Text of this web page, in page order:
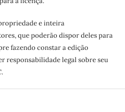
e inteira
que poderão dispor deles para
fazendo constar a edição
responsabilidade legal sobre seu